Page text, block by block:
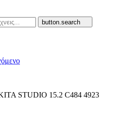
button.search
STUDIO 15.2 C484 4923